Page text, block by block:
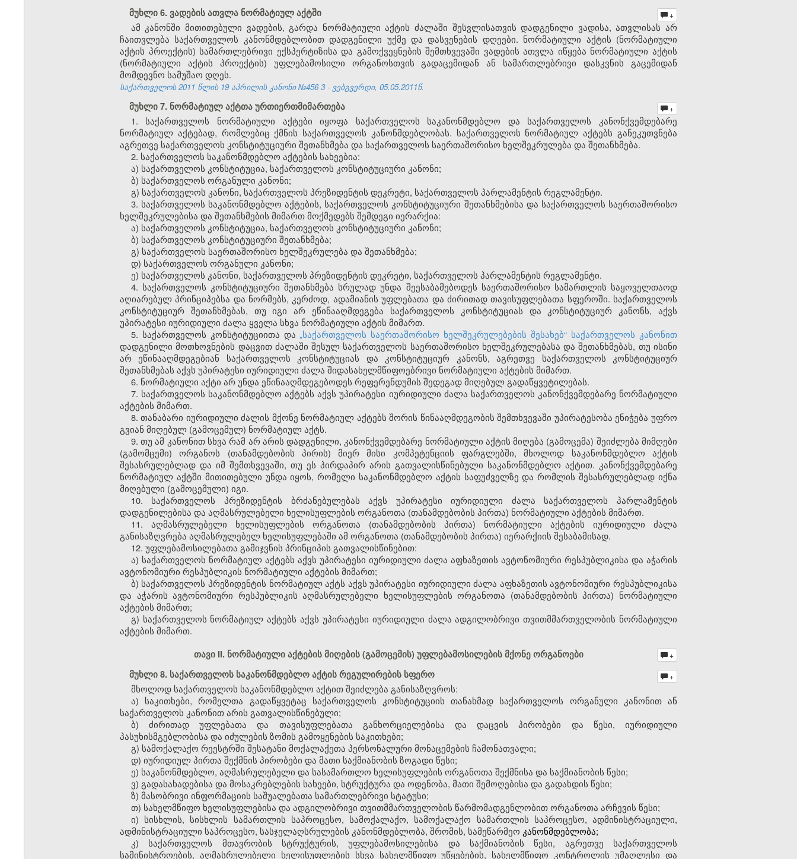
მუხლი 6. ვადების ათვლა ნორმატიულ აქტში
+
ამ კანონში მითითებული ვადების, გარდა ნორმატიული აქტის ძალაში შესვლისათვის დადგენილი ვადისა, ათვლისას არ
ჩაითვლება საქართველოს კანონმდებლობით დადგენილი უქმე და დასვენების დღეები. ნორმატიული აქტის (ნორმატიული
აქტის პროექტის) სამართლებრივი ექსპერტიზისა და გამოქვეყნების შემთხვევაში ვადების ათვლა იწყება ნორმატიული აქტის
(ნორმატიული აქტის პროექტის) უფლებამოსილი ორგანოსთვის გადაცემიდან ან სამართლებრივი დასკვნის გაცემიდან
მომდევნო სამუშაო დღეს.
საქართველოს 2011 წლის 19 აპრილის კანონი №456 3 - ვებგვერდი, 05.05.2011წ.
მუხლი 7. ნორმატიულ აქტთა ურთიერთმიმართება +
1. საქართველოს ნორმატიული აქტები იყოფა საქართველოს საკანონმდებლო და საქართველოს კანონქვემდებარე
ნორმატიულ აქტებად, რომლებიც ქმნის საქართველოს კანონმდებლობას. საქართველოს ნორმატიულ აქტებს განეკუთვნება
აგრეთვე საქართველოს კონსტიტუციური შეთანხმება და საქართველოს საერთაშორისო ხელშეკრულება და შეთანხმება.
2. საქართველოს საკანონმდებლო აქტების სახეებია:
ა) საქართველოს კონსტიტუცია, საქართველოს კონსტიტუციური კანონი;
ბ) საქართველოს ორგანული კანონი;
გ) საქართველოს კანონი, საქართველოს პრეზიდენტის დეკრეტი, საქართველოს პარლამენტის რეგლამენტი.
3. საქართველოს საკანონმდებლო აქტების, საქართველოს კონსტიტუციური შეთანხმებისა და საქართველოს საერთაშორისო
ხელშეკრულებისა და შეთანხმების მიმართ მოქმედებს შემდეგი იერარქია:
ა) საქართველოს კონსტიტუცია, საქართველოს კონსტიტუციური კანონი;
ბ) საქართველოს კონსტიტუციური შეთანხმება;
გ) საქართველოს საერთაშორისო ხელშეკრულება და შეთანხმება;
დ) საქართველოს ორგანული კანონი;
ე) საქართველოს კანონი, საქართველოს პრეზიდენტის დეკრეტი, საქართველოს პარლამენტის რეგლამენტი.
4. საქართველოს კონსტიტუციური შეთანხმება სრულად უნდა შეესაბამებოდეს საერთაშორისო სამართლის საყოველთაოდ
აღიარებულ პრინციპებსა და ნორმებს, კერძოდ, ადამიანის უფლებათა და ძირითად თავისუფლებათა სფეროში. საქართველოს
კონსტიტუციურ შეთანხმებას, თუ იგი არ ეწინააღმდეგება საქართველოს კონსტიტუციას და კონსტიტუციურ კანონს, აქვს
უპირატესი იურიდიული ძალა ყველა სხვა ნორმატიული აქტის მიმართ.
5. საქართველოს კონსტიტუციითა და„საქართველოს საერთაშორისო ხელშეკრულებების შესახებ“ საქართველოს კანონით
დადგენილი მოთხოვნების დაცვით ძალაში შესულ საქართველოს საერთაშორისო ხელშეკრულებასა და შეთანხმებას, თუ ისინი
არ ეწინააღმდეგებიან საქართველოს კონსტიტუციას და კონსტიტუციურ კანონს, აგრეთვე საქართველოს კონსტიტუციურ
შეთანხმებას აქვს უპირატესი იურიდიული ძალა შიდასახელმწიფოებრივი ნორმატიული აქტების მიმართ.
6. ნორმატიული აქტი არ უნდა ეწინააღმდეგებოდეს რეფერენდუმის შედეგად მიღებულ გადაწყვეტილებას.
7. საქართველოს საკანონმდებლო აქტებს აქვს უპირატესი იურიდიული ძალა საქართველოს კანონქვემდებარე ნორმატიული
აქტების მიმართ.
8. თანაბარი იურიდიული ძალის მქონე ნორმატიულ აქტებს შორის წინააღმდეგობის შემთხვევაში უპირატესობა ენიჭება უფრო
გვიან მიღებულ (გამოცემულ) ნორმატიულ აქტს.
9. თუ ამ კანონით სხვა რამ არ არის დადგენილი, კანონქვემდებარე ნორმატიული აქტის მიღება (გამოცემა) შეიძლება მიმღები
(გამომცემი) ორგანოს (თანამდებობის პირის) მიერ მისი კომპეტენციის ფარგლებში, მხოლოდ საკანონმდებლო აქტის
შესასრულებლად და იმ შემთხვევაში, თუ ეს პირდაპირ არის გათვალისწინებული საკანონმდებლო აქტით. კანონქვემდებარე
ნორმატიულ აქტში მითითებული უნდა იყოს, რომელი საკანონმდებლო აქტის საფუძველზე და რომლის შესასრულებლად იქნა
მიღებული (გამოცემული) იგი.
10. საქართველოს პრეზიდენტის ბრძანებულებას აქვს უპირატესი იურიდიული ძალა საქართველოს პარლამენტის
დადგენილებისა და აღმასრულებელი ხელისუფლების ორგანოთა (თანამდებობის პირთა) ნორმატიული აქტების მიმართ.
11. აღმასრულებელი ხელისუფლების ორგანოთა (თანამდებობის პირთა) ნორმატიული აქტების იურიდიული ძალა
განისაზღვრება აღმასრულებელ ხელისუფლებაში ამ ორგანოთა (თანამდებობის პირთა) იერარქიის შესაბამისად.
12. უფლებამოსილებათა გამიჯვნის პრინციპის გათვალისწინებით:
ა) საქართველოს ნორმატიულ აქტებს აქვს უპირატესი იურიდიული ძალა აფხაზეთის ავტონომიური რესპუბლიკისა და აჭარის
ავტონომიური რესპუბლიკის ნორმატიული აქტების მიმართ;
ბ) საქართველოს პრეზიდენტის ნორმატიულ აქტს აქვს უპირატესი იურიდიული ძალა აფხაზეთის ავტონომიური რესპუბლიკისა
და აჭარის ავტონომიური რესპუბლიკის აღმასრულებელი ხელისუფლების ორგანოთა (თანამდებობის პირთა) ნორმატიული
აქტების მიმართ;
გ) საქართველოს ნორმატიულ აქტებს აქვს უპირატესი იურიდიული ძალა ადგილობრივი თვითმმართველობის ნორმატიული
აქტების მიმართ.
თავი II. ნორმატიული აქტების მიღების (გამოცემის) უფლებამოსილების მქონე ორგანოები
+
მუხლი 8. საქართველოს საკანონმდებლო აქტის რეგულირების სფერო +
მხოლოდ საქართველოს საკანონმდებლო აქტით შეიძლება განისაზღვროს:
ა) საკითხები, რომელთა გადაწყვეტაც საქართველოს კონსტიტუციის თანახმად საქართველოს ორგანული კანონით ან
საქართველოს კანონით არის გათვალისწინებული;
ბ) ძირითად უფლებათა და თავისუფლებათა განხორციელებისა და დაცვის პირობები და წესი, იურიდიული
პასუხისმგებლობისა და იძულების ზომის გამოყენების საკითხები;
გ) სამოქალაქო რეესტრში შესატანი მოქალაქეთა პერსონალური მონაცემების ჩამონათვალი;
დ) იურიდიულ პირთა შექმნის პირობები და მათი საქმიანობის ზოგადი წესი;
ე) საკანონმდებლო, აღმასრულებელი და სასამართლო ხელისუფლების ორგანოთა შექმნისა და საქმიანობის წესი;
ვ) გადასახადებისა და მოსაკრებლების სახეები, სტრუქტურა და ოდენობა, მათი შემოღებისა და გადახდის წესი;
ზ) მასობრივი ინფორმაციის საშუალებათა სამართლებრივი სტატუსი;
თ) სახელმწიფო ხელისუფლებისა და ადგილობრივი თვითმმართველობის წარმომადგენლობით ორგანოთა არჩევის წესი;
ი) სისხლის, სისხლის სამართლის საპროცესო, სამოქალაქო, სამოქალაქო სამართლის საპროცესო, ადმინისტრაციული,
ადმინისტრაციული საპროცესო, სასჯელაღსრულების კანონმდებლობა, შრომის, სამეწარმეო კანონმდებლობა;
კ) საქართველოს მთავრობის სტრუქტურის, უფლებამოსილებისა და საქმიანობის წესი, აგრეთვე საქართველოს
სამინისტროების, აღმასრულებელი ხელისუფლების სხვა სახელმწიფო უწყებების, სახელმწიფო კონტროლის უმაღლესი და